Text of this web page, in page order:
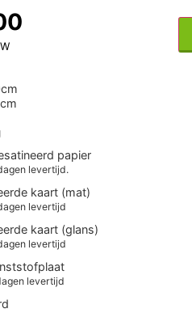
papier
levertijd.
kaart (mat)
levertijd
kaart (glans)
levertijd
levertijd